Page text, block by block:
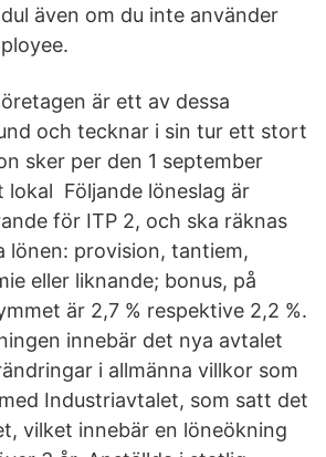
även om du inte använder
är ett av dessa
och tecknar i sin tur ett stort
sker per den 1 september
lokal Följande löneslag är
för ITP 2, och ska räknas
lönen: provision, tantiem,
eller liknande; bonus, på
är 2,7 % respektive 2,2 %.
innebär det nya avtalet
i allmänna villkor som
Industriavtalet, som satt det
vilket innebär en löneökning